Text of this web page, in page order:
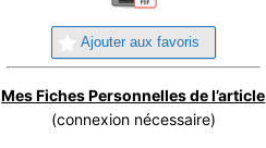
Ajouter aux favoris
Mes Fiches Personnelles de l’article
(connexion nécessaire)